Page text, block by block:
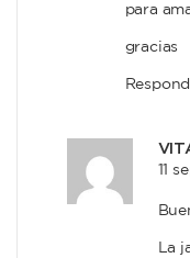
para
gracias
11
La